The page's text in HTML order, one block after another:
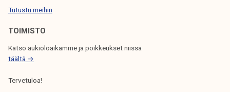
n
t
d
-
k
k
Tutustu meihin
TOIMISTO
Katso aukioloaikamme ja poikkeukset niissä
täältä →
Tervetuloa!